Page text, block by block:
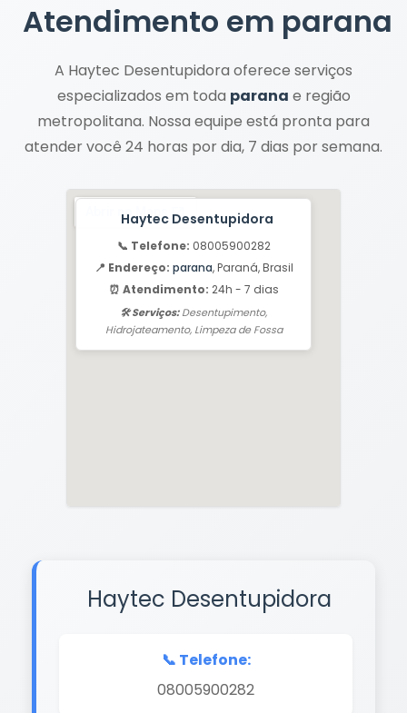
Atendimento em parana
A Haytec Desentupidora oferece serviços
especializados em toda parana e região
metropolitana. Nossa equipe está pronta para
atender você 24 horas por dia, 7 dias por semana.
Haytec Desentupidora
📞 Telefone: 08005900282
📍 Endereço: parana, Paraná, Brasil
⏰ Atendimento: 24h - 7 dias
🛠️ Serviços:Desentupimento,
Hidrojateamento, Limpeza de Fossa
Haytec Desentupidora
📞 Telefone:
08005900282